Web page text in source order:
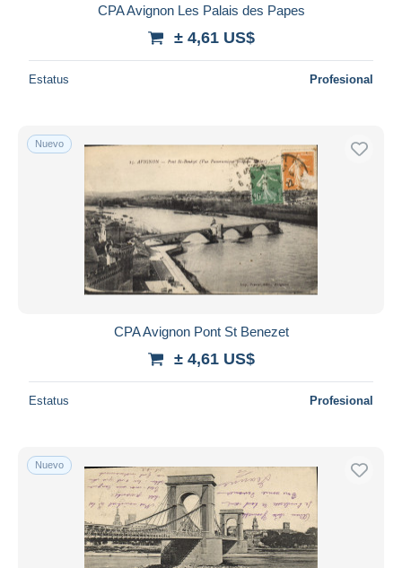
CPA Avignon Les Palais des Papes
± 4,61 US$
Estatus Profesional
Nuevo
CPA Avignon Pont St Benezet
± 4,61 US$
Estatus Profesional
Nuevo